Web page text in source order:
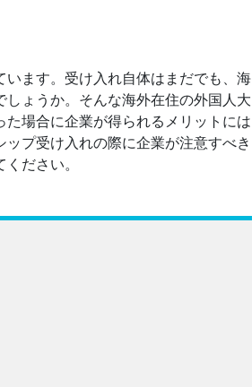
ます。受け入れ自体はまだでも、海
ょうか。そんな海外在住の外国人大
場合に企業が得られるメリットには
プ受け入れの際に企業が注意すべき
ださい。